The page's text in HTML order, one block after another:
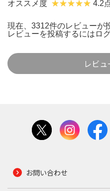
オススメ度 4.2
現在、3312件のレビューが
レビューを投稿するには ロ
レビ
お問い合わせ